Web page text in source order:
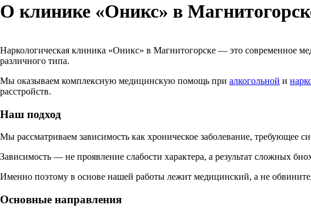
О клинике «Оникс» в
Наркологическая клиника «Оникс» в Магнитогорске — это современное
различного типа.
Мы оказываем комплексную медицинскую помощь при алкогольной и
расстройств.
Наш подход
Мы рассматриваем зависимость как хроническое заболевание, требующее
Зависимость — не проявление слабости характера, а результат сложных
Именно поэтому в основе нашей работы лежит медицинский, а не
Основные направления